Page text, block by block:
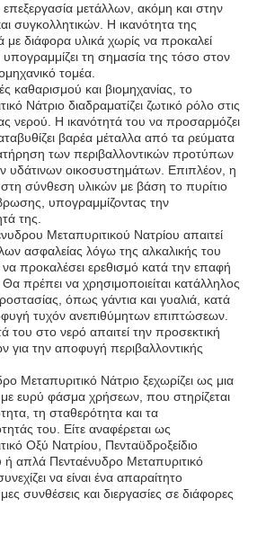
μετάλλων, ακόμη και στην
συγκολλητικών. Η ικανότητα της
διάφορα υλικά χωρίς να προκαλεί
τη σημασία της τόσο στον
τομέα.
καθαρισμού και βιομηχανίας, το
Νάτριο διαδραματίζει ζωτικό ρόλο στις
νερού. Η ικανότητά του να προσαρμόζει
βαρέα μέταλλα από τα ρεύματα
των περιβαλλοντικών προτύπων
υδάτινων οικοσυστημάτων. Επιπλέον, η
στη σύνθεση υλικών με βάση το πυρίτιο
υπογραμμίζοντας την
της.
Μεταπυριτικού Νατρίου απαιτεί
ασφαλείας λόγω της αλκαλικής του
προκαλέσει ερεθισμό κατά την επαφή
πρέπει να χρησιμοποιείται κατάλληλος
όπως γάντια και γυαλιά, κατά
τυχόν ανεπιθύμητων επιπτώσεων.
του στο νερό απαιτεί την προσεκτική
για την αποφυγή περιβαλλοντικής
Μεταπυριτικό Νάτριο ξεχωρίζει ως μια
ευρύ φάσμα χρήσεων, που στηρίζεται
τη σταθερότητα και τα
του. Είτε αναφέρεται ως
Οξύ Νατρίου, Πενταϋδροξείδιο
ή απλά Πενταένυδρο Μεταπυριτικό
να είναι ένα απαραίτητο
συνθέσεις και διεργασίες σε διάφορες